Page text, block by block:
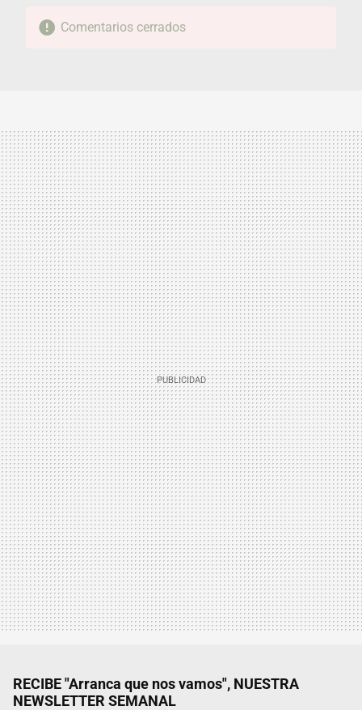
Comentarios cerrados
RECIBE "Arranca que nos vamos", NUESTRA
NEWSLETTER SEMANAL